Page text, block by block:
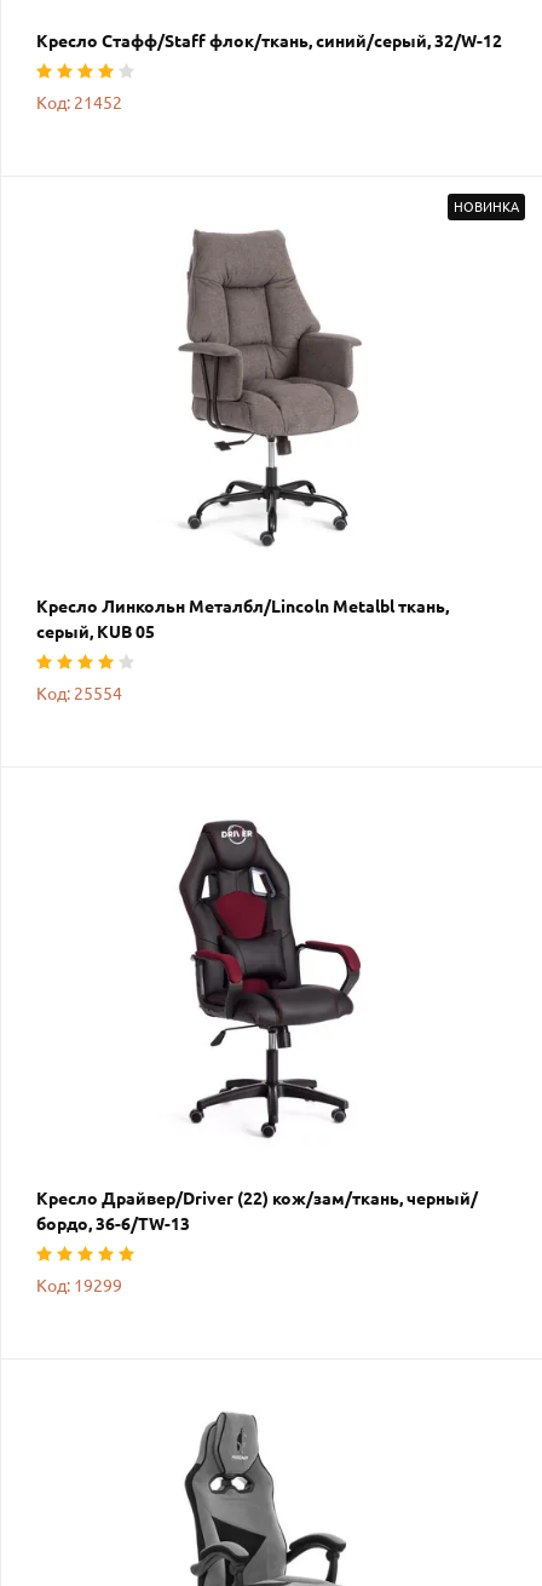
Кресло Стафф/Staff флок/ткань, синий/серый, 32/W-12
Код: 21452
НОВИНКА
Кресло Линкольн Металбл/Lincoln Metalbl ткань,
серый, KUB 05
Код: 25554
Кресло Драйвер/Driver (22) кож/зам/ткань, черный/
бордо, 36-6/TW-13
Код: 19299